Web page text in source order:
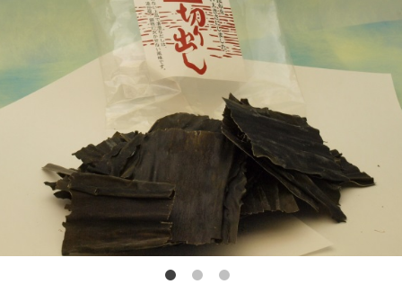
プライバシーポリシー
カートを見る
常温 0
￥0
冷蔵
￥0
冷凍 0